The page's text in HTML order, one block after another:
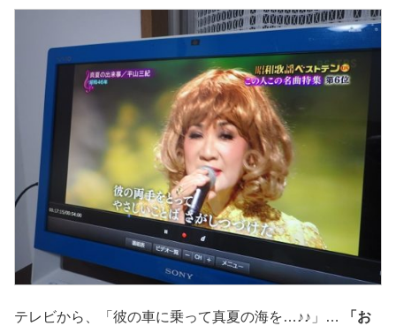
テレビから、「彼の車に乗って真夏の海を…♪♪」…
「お